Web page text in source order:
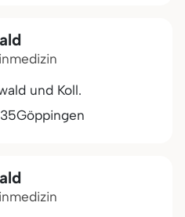
und Koll.
Göppingen